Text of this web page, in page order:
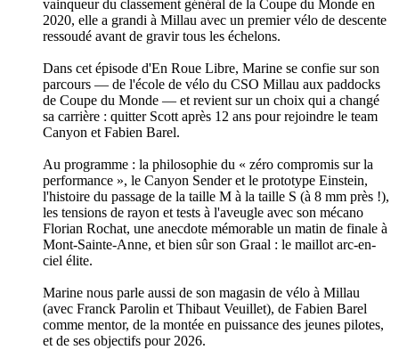
vainqueur du classement général de la Coupe du Monde en
2020, elle a grandi à Millau avec un premier vélo de descente
ressoudé avant de gravir tous les échelons.
Dans cet épisode d'En Roue Libre, Marine se confie sur son
parcours — de l'école de vélo du CSO Millau aux paddocks
de Coupe du Monde — et revient sur un choix qui a changé
sa carrière : quitter Scott après 12 ans pour rejoindre le team
Canyon et Fabien Barel.
Au programme : la philosophie du « zéro compromis sur la
performance », le Canyon Sender et le prototype Einstein,
l'histoire du passage de la taille M à la taille S (à 8 mm près !),
les tensions de rayon et tests à l'aveugle avec son mécano
Florian Rochat, une anecdote mémorable un matin de finale à
Mont-Sainte-Anne, et bien sûr son Graal : le maillot arc-en-
ciel élite.
Marine nous parle aussi de son magasin de vélo à Millau
(avec Franck Parolin et Thibaut Veuillet), de Fabien Barel
comme mentor, de la montée en puissance des jeunes pilotes,
et de ses objectifs pour 2026.